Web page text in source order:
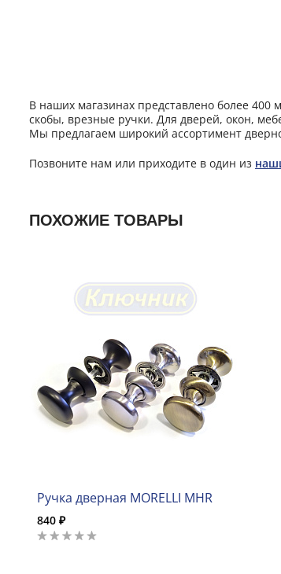
В наших магазинах представлено более 400
скобы, врезные ручки. Для дверей, окон,
Мы предлагаем широкий ассортимент
Позвоните нам или приходите в один из
ПОХОЖИЕ ТОВАРЫ
Ручка дверная MORELLI MHR
840 ₽